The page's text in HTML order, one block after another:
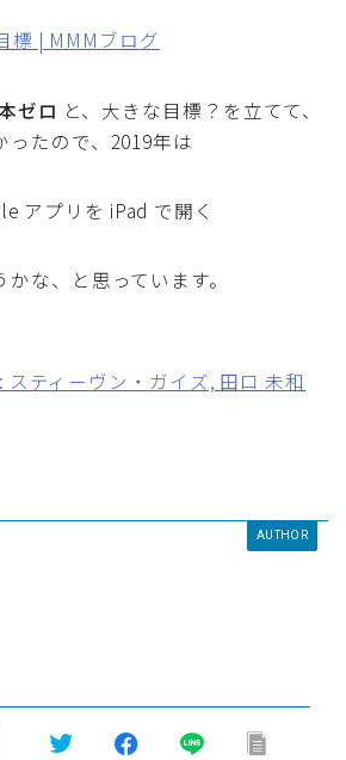
標 | MMMブログ
ゼロ と、大きな目標？を立てて、
たので、2019年は
アプリを iPad で開く
な、と思っています。
ティーヴン・ガイズ, 田口 未和
AUTHOR